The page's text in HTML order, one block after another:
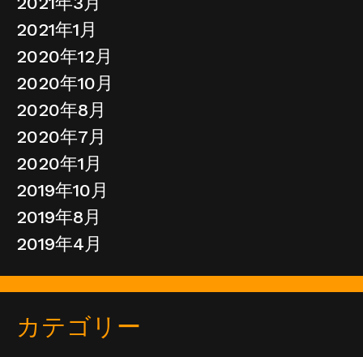
2021年1月
2020年12月
2020年10月
2020年8月
2020年7月
2020年1月
2019年10月
2019年8月
2019年4月
カテゴリー